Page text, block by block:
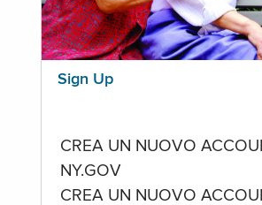
Sign Up
CREA UN NUOVO
NY.GOV
CREA UN NUOVO